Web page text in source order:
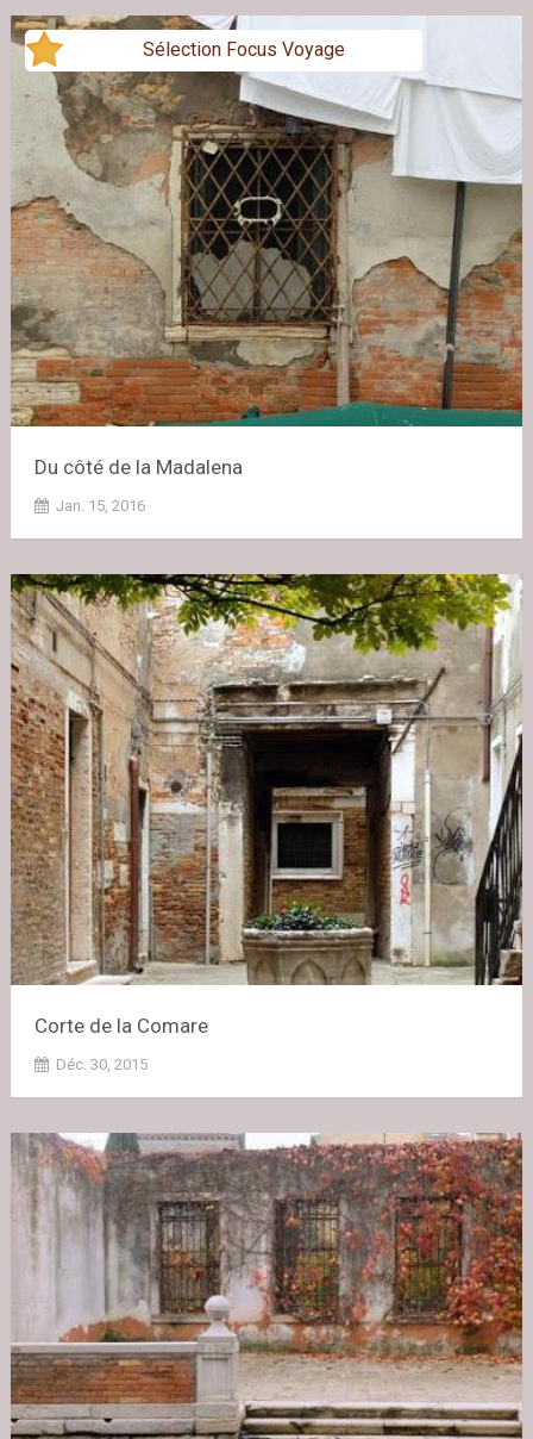
Sélection Focus Voyage
Du côté de la Madalena
Jan. 15, 2016
Corte de la Comare
Déc. 30, 2015